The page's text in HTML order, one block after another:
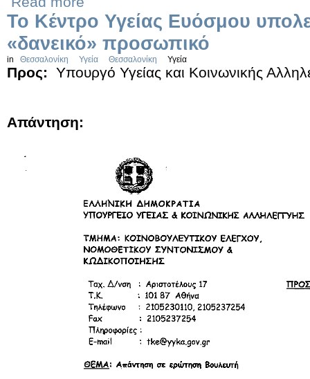
Το Κέντρο Υγείας Ευόσμου
«δανεικό» προσωπικό
in Θεσσαλονίκη Υγεία Θεσσαλονίκη Υγεία
Προς: Υπουργό Υγείας και Κοινωνικής
Απάντηση: